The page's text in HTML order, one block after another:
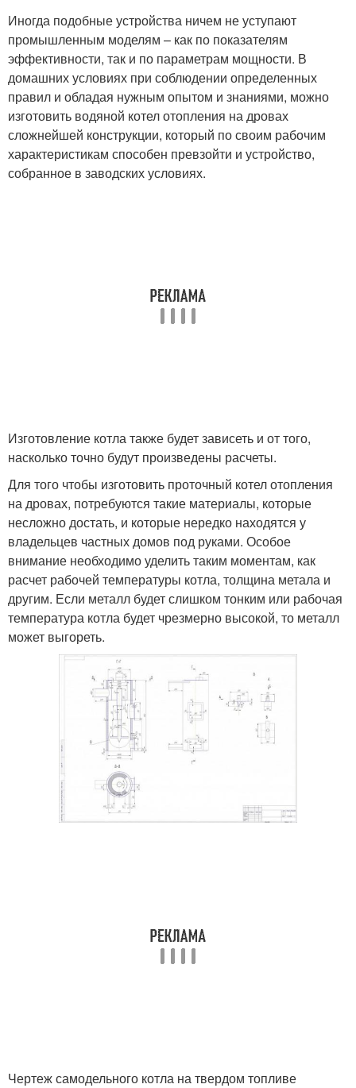
Иногда подобные устройства ничем не уступают
промышленным моделям – как по показателям
эффективности, так и по параметрам мощности. В
домашних условиях при соблюдении определенных
правил и обладая нужным опытом и знаниями, можно
изготовить водяной котел отопления на дровах
сложнейшей конструкции, который по своим рабочим
характеристикам способен превзойти и устройство,
собранное в заводских условиях.
Изготовление котла также будет зависеть и от того,
насколько точно будут произведены расчеты.
Для того чтобы изготовить проточный котел отопления
на дровах, потребуются такие материалы, которые
несложно достать, и которые нередко находятся у
владельцев частных домов под руками. Особое
внимание необходимо уделить таким моментам, как
расчет рабочей температуры котла, толщина метала и
другим. Если металл будет слишком тонким или рабочая
температура котла будет чрезмерно высокой, то металл
может выгореть.
Чертеж самодельного котла на твердом топливе